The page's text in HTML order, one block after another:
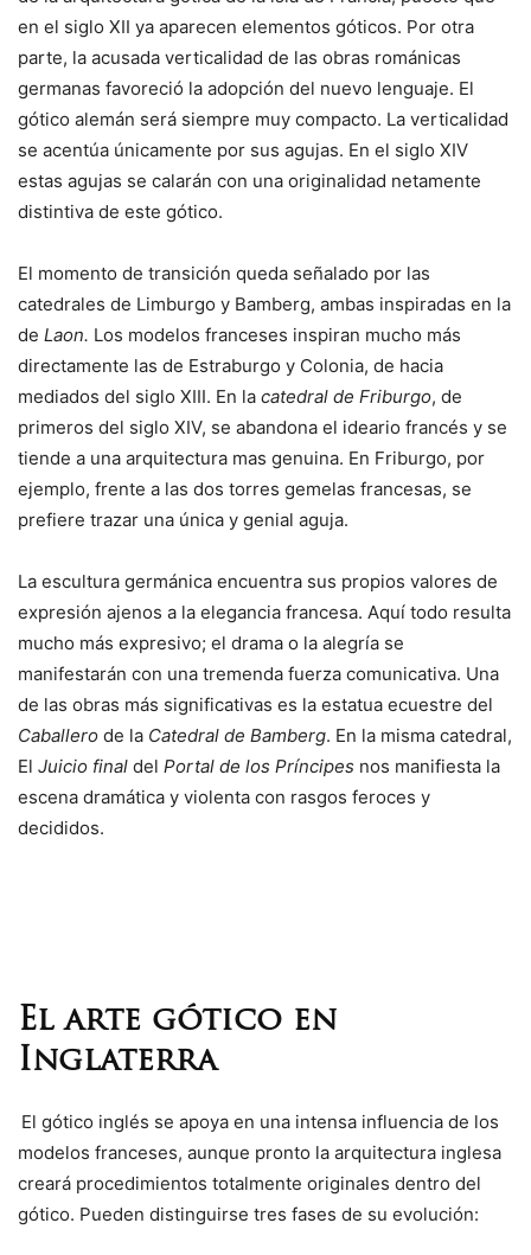
en el siglo XII ya aparecen elementos góticos. Por otra
parte, la acusada verticalidad de las obras románicas
germanas favoreció la adopción del nuevo lenguaje. El
gótico alemán será siempre muy compacto. La verticalidad
se acentúa únicamente por sus agujas. En el siglo XIV
estas agujas se calarán con una originalidad netamente
distintiva de este gótico.
El momento de transición queda señalado por las
catedrales de Limburgo y Bamberg, ambas inspiradas en la
de Laon. Los modelos franceses inspiran mucho más
directamente las de Estraburgo y Colonia, de hacia
mediados del siglo XIII. En la catedral de Friburgo, de
primeros del siglo XIV, se abandona el ideario francés y se
tiende a una arquitectura mas genuina. En Friburgo, por
ejemplo, frente a las dos torres gemelas francesas, se
prefiere trazar una única y genial aguja.
La escultura germánica encuentra sus propios valores de
expresión ajenos a la elegancia francesa. Aquí todo resulta
mucho más expresivo; el drama o la alegría se
manifestarán con una tremenda fuerza comunicativa. Una
de las obras más significativas es la estatua ecuestre del
Caballero de la Catedral de Bamberg. En la misma catedral,
El Juicio final del Portal de los Príncipes nos manifiesta la
escena dramática y violenta con rasgos feroces y
decididos.
El arte gótico en
Inglaterra
El gótico inglés se apoya en una intensa influencia de los
modelos franceses, aunque pronto la arquitectura inglesa
creará procedimientos totalmente originales dentro del
gótico. Pueden distinguirse tres fases de su evolución: